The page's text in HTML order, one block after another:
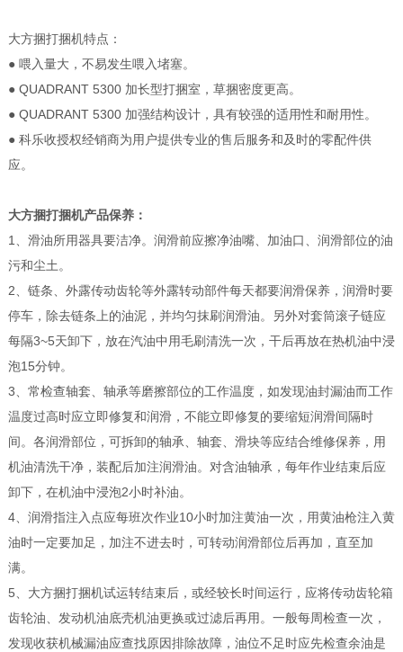
大方捆打捆机特点：
● 喂入量大，不易发生喂入堵塞。
● QUADRANT 5300 加长型打捆室，草捆密度更高。
● QUADRANT 5300 加强结构设计，具有较强的适用性和耐用性。
● 科乐收授权经销商为用户提供专业的售后服务和及时的零配件供
应。
大方捆打捆机产品保养：
1、滑油所用器具要洁净。润滑前应擦净油嘴、加油口、润滑部位的油
污和尘土。
2、链条、外露传动齿轮等外露转动部件每天都要润滑保养，润滑时要
停车，除去链条上的油泥，并均匀抹刷润滑油。另外对套筒滚子链应
每隔3~5天卸下，放在汽油中用毛刷清洗一次，干后再放在热机油中浸
泡15分钟。
3、常检查轴套、轴承等磨擦部位的工作温度，如发现油封漏油而工作
温度过高时应立即修复和润滑，不能立即修复的要缩短润滑间隔时
间。各润滑部位，可拆卸的轴承、轴套、滑块等应结合维修保养，用
机油清洗干净，装配后加注润滑油。对含油轴承，每年作业结束后应
卸下，在机油中浸泡2小时补油。
4、润滑指注入点应每班次作业10小时加注黄油一次，用黄油枪注入黄
油时一定要加足，加注不进去时，可转动润滑部位后再加，直至加
满。
5、大方捆打捆机试运转结束后，或经较长时间运行，应将传动齿轮箱
齿轮油、发动机油底壳机油更换或过滤后再用。一般每周检查一次，
发现收获机械漏油应查找原因排除故障，油位不足时应先检查余油是